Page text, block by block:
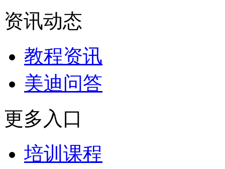
资讯动态
教程资讯
美迪问答
更多入口
培训课程